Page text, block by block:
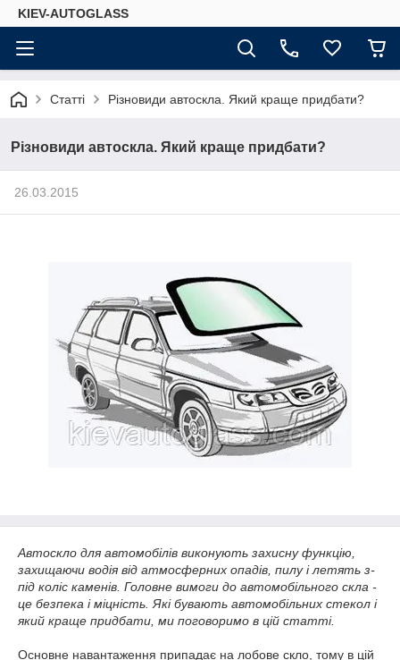
KIEV-AUTOGLASS
Статті Різновиди автоскла. Який краще придбати?
Різновиди автоскла. Який краще придбати?
26.03.2015
Автоскло для автомобілів виконують захисну функцію,
захищаючи водія від атмосферних опадів, пилу і летять з-
під коліс каменів. Головне вимоги до автомобільного скла -
це безпека і міцність. Які бувають автомобільних стекол і
який краще придбати, ми поговоримо в цій статті.
Основне навантаження припадає на лобове скло, тому в цій